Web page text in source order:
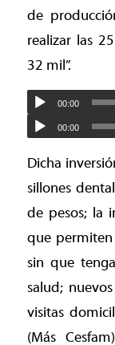
de
realizar las
32 mil”.
00:00
00:00
Dicha
sillones
de pesos; la
que
sin que
salud;
visitas
(Más